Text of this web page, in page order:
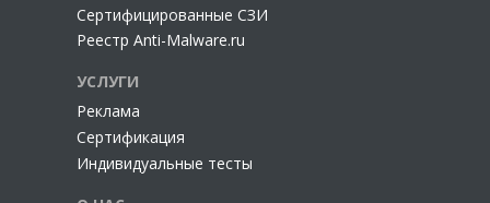
Сертифицированные СЗИ
Реестр Anti-Malware.ru
УСЛУГИ
Реклама
Сертификация
Индивидуальные тесты